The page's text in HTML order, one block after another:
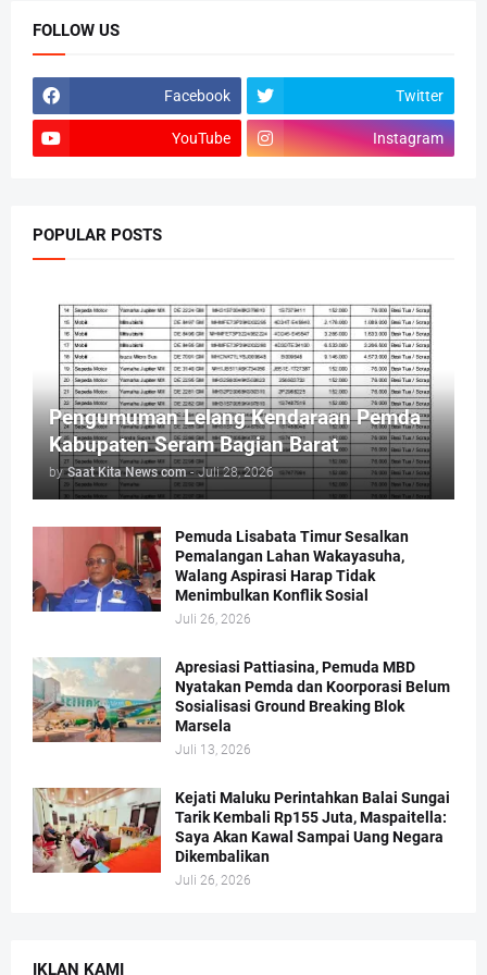
FOLLOW US
Facebook Twitter
YouTube Instagram
POPULAR POSTS
Pengumuman Lelang Kendaraan Pemda
Kabupaten Seram Bagian Barat
by Saat Kita News com - Juli 28, 2026
Pemuda Lisabata Timur Sesalkan
Pemalangan Lahan Wakayasuha,
Walang Aspirasi Harap Tidak
Menimbulkan Konflik Sosial
Juli 26, 2026
Apresiasi Pattiasina, Pemuda MBD
Nyatakan Pemda dan Koorporasi Belum
Sosialisasi Ground Breaking Blok
Marsela
Juli 13, 2026
Kejati Maluku Perintahkan Balai Sungai
Tarik Kembali Rp155 Juta, Maspaitella:
Saya Akan Kawal Sampai Uang Negara
Dikembalikan
Juli 26, 2026
IKLAN KAMI